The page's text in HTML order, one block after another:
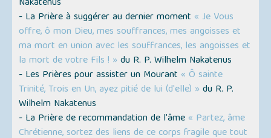
- La Prière à suggérer au dernier moment « Je Vous
offre, ô mon Dieu, mes souffrances, mes angoisses et
ma mort en union avec les souffrances, les angoisses et
la mort de votre Fils ! » du R. P. Wilhelm Nakatenus
- Les Prières pour assister un Mourant « Ô sainte
Trinité, Trois en Un, ayez pitié de lui (d'elle) » du R. P.
Wilhelm Nakatenus
- La Prière de recommandation de l'âme « Partez, âme
Chrétienne, sortez des liens de ce corps fragile que tout